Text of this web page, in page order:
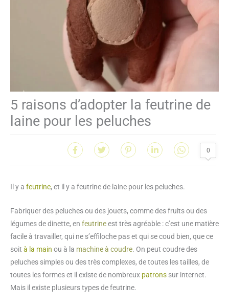
5 raisons d’adopter la feutrine de
laine pour les peluches
0
Il y a feutrine, et il y a feutrine de laine pour les peluches.
Fabriquer des peluches ou des jouets, comme des fruits ou des
légumes de dinette, en feutrineest très agréable : c’est une matière
facile à travailler, qui ne s’effiloche pas et qui se coud bien, que ce
soit à la main ou à la machine à coudre. On peut coudre des
peluches simples ou des très complexes, de toutes les tailles, de
toutes les formes et il existe de nombreux patrons sur internet.
Mais il existe plusieurs types de feutrine.